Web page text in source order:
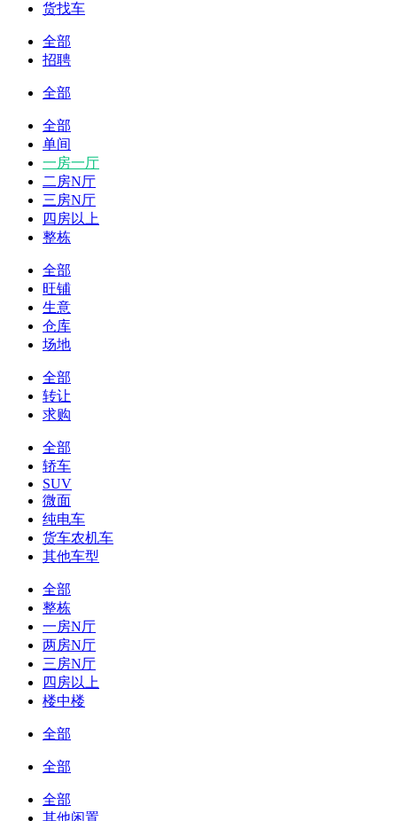
货找车
全部
招聘
全部
全部
单间
一房一厅
二房N厅
三房N厅
四房以上
整栋
全部
旺铺
生意
仓库
场地
全部
转让
求购
全部
轿车
SUV
微面
纯电车
货车农机车
其他车型
全部
整栋
一房N厅
两房N厅
三房N厅
四房以上
楼中楼
全部
全部
全部
其他闲置